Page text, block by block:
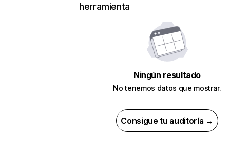
herramienta
Ningún resultado
No tenemos datos que mostrar.
Consigue tu auditoría →